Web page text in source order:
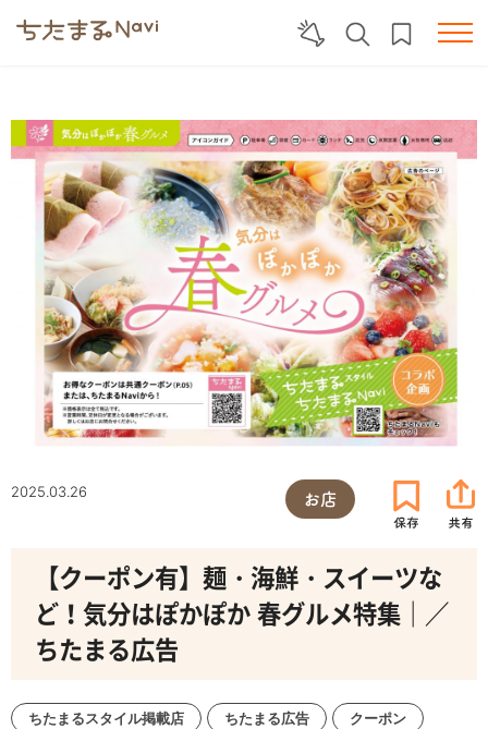
2025.03.26 お店
【クーポン有】麺・海鮮・スイーツな
ど！気分はぽかぽか 春グルメ特集｜／
ちたまる広告
ちたまるスタイル掲載店 ちたまる広告
クーポン